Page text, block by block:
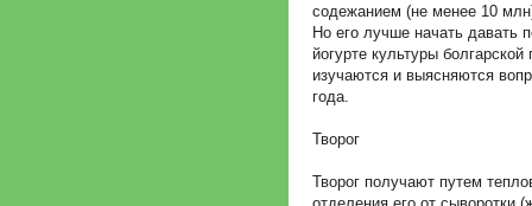
содежанием (не менее 10
Но его лучше начать давать
йогурте культуры
изучаются и выясняются
года.
Творог
Творог получают путем